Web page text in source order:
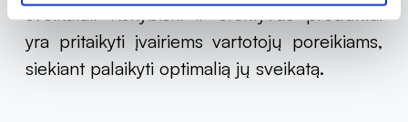
sveikatai. Kokybiški ir efektyvūs produktai
yra pritaikyti įvairiems vartotojų poreikiams,
siekiant palaikyti optimalią jų sveikatą.